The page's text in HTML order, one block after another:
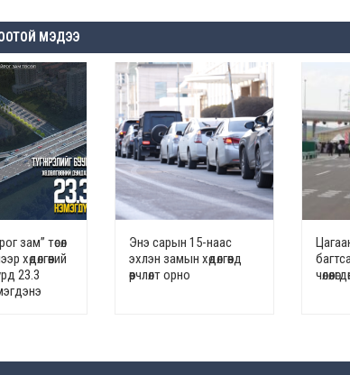
МЭДЭЭ
зам” төсөл
хөдөлгөөний
23.3
Энэ сарын 15-наас
эхлэн замын хөдөлгөөнд
өөрчлөлт орно